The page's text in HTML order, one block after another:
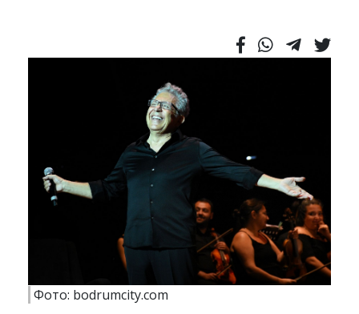
Фото: bodrumcity.com